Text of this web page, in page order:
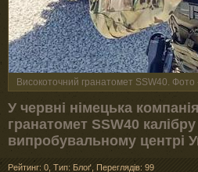
Високоточний гранатомет SSW40. Фото
У червні німецька
гранатомет SSW40
випробувальному центрі
Рейтинг: 0 Тип: Блоґ Переглядів: 99